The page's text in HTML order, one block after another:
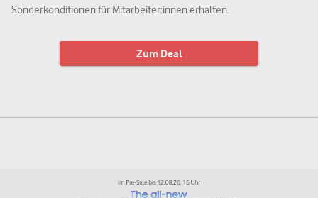
Sonderkonditionen für Mitarbeiter:innen erhalten.
Zum Deal